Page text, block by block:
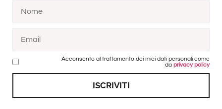
Acconsento al trattamento dei miei dati personali come
da privacy policy
ISCRIVITI